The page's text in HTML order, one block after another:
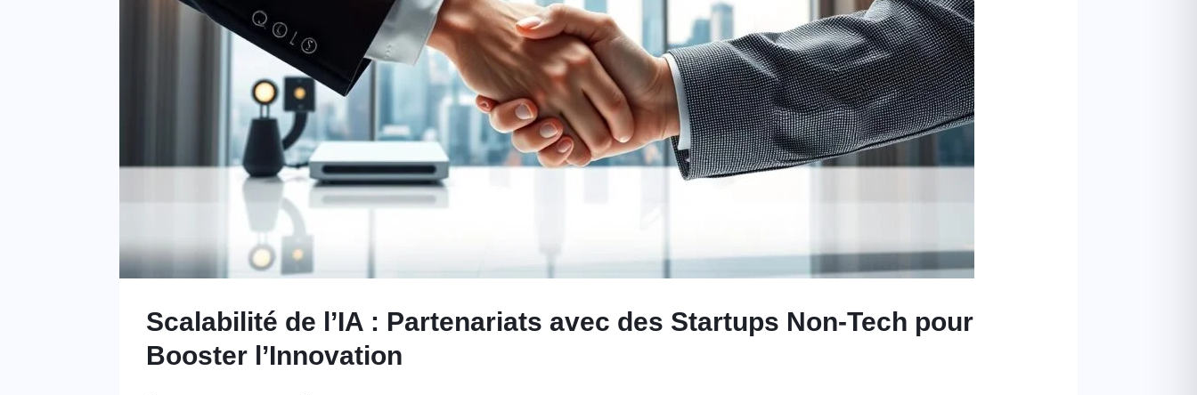
Scalabilité de l’IA : Partenariats avec des Startups Non-Tech pour
Booster l’Innovation